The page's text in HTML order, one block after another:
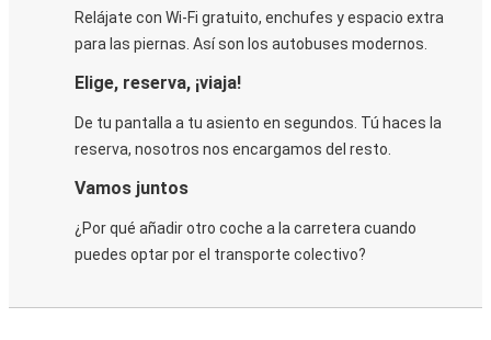
Relájate con Wi-Fi gratuito, enchufes y espacio extra
para las piernas. Así son los autobuses modernos.
Elige, reserva, ¡viaja!
De tu pantalla a tu asiento en segundos. Tú haces la
reserva, nosotros nos encargamos del resto.
Vamos juntos
¿Por qué añadir otro coche a la carretera cuando
puedes optar por el transporte colectivo?